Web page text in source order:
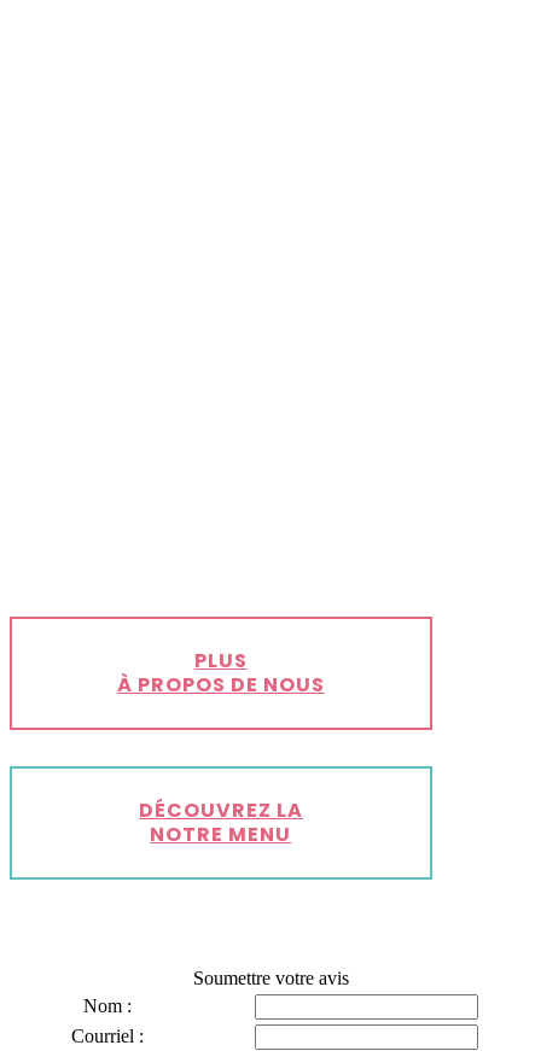
PLUS
À PROPOS DE NOUS
DÉCOUVREZ LA
NOTRE MENU
Soumettre votre avis
Nom :
Courriel :